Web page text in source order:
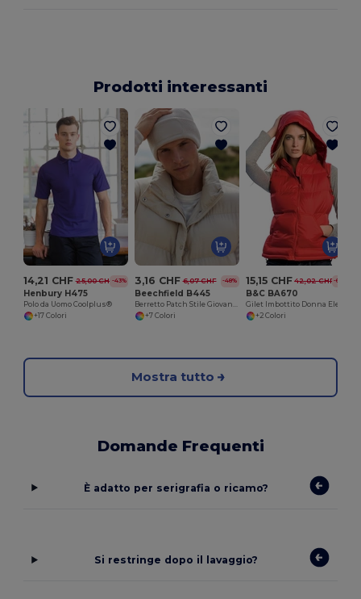
Prodotti interessanti
14,21 CHF 25,00 CHF-43%
Henbury H475
Polo da Uomo Coolplus®
+17 Colori
3,16 CHF 6,07 CHF -48%
Beechfield B445
+7 Colori
15,15 CHF 42,02 CHF-64%
B&C BA670
+2 Colori
Mostra tutto
Domande Frequenti
È adatto per serigrafia o ricamo?
Si restringe dopo il lavaggio?